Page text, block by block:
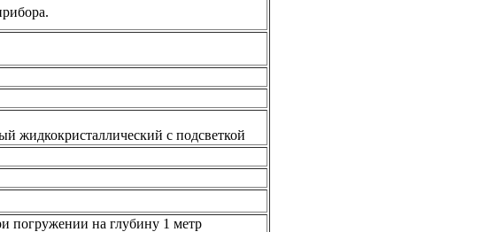
жидкокристаллический с подсветкой
погружении на глубину 1 метр